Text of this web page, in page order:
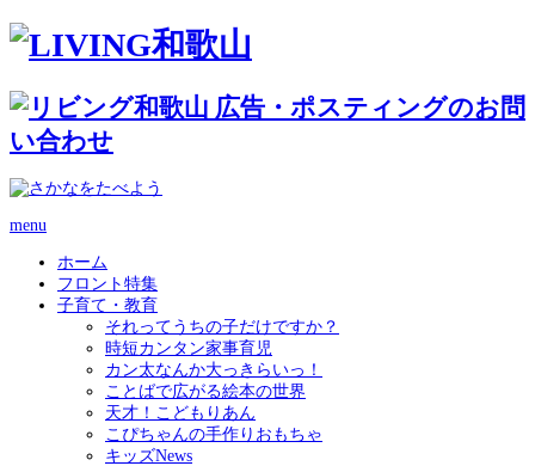
menu
ホーム
フロント特集
子育て・教育
それってうちの子だけですか？
時短カンタン家事育児
カン太なんか大っきらいっ！
ことばで広がる絵本の世界
天才！こどもりあん
こぴちゃんの手作りおもちゃ
キッズNews